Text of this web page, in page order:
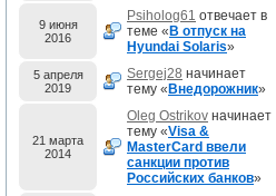
9 июня
2016
Psiholog61 отвечает в
теме « В отпуск на
Hyundai Solaris»
5 апреля
2019
Sergej28 начинает
тему « Внедорожник»
21 марта
2014
Oleg Ostrikov начинает
тему «Visa &
MasterCard ввели
санкции против
Российских банков»